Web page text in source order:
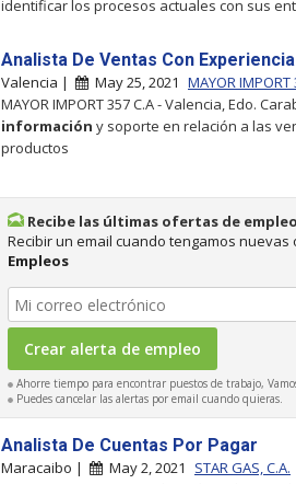
identificar los procesos actuales con sus
Analista De Ventas Con Experiencia
Valencia | May 25, 2021 MAYOR IMPORT
MAYOR IMPORT 357 C.A - Valencia, Edo.
información y soporte en relación a las
productos
Recibe las últimas ofertas de
Recibir un email cuando tengamos nuevas
Empleos
Ahorre tiempo para encontrar puestos de trabajo,
Puedes cancelar las alertas por email cuando quieras.
Analista De Cuentas Por Pagar
Maracaibo | May 2, 2021
STAR GAS, C.A.